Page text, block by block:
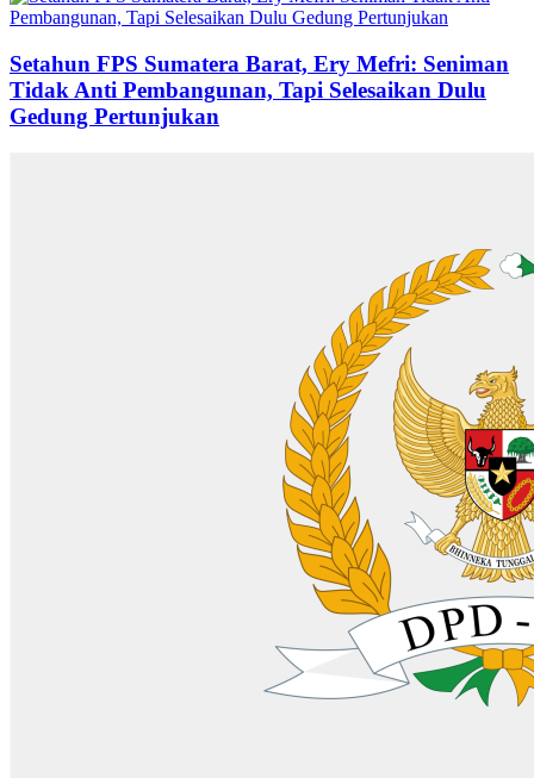
Setahun FPS Sumatera Barat, Ery Mefri: Seniman
Tidak Anti Pembangunan, Tapi Selesaikan Dulu
Gedung Pertunjukan